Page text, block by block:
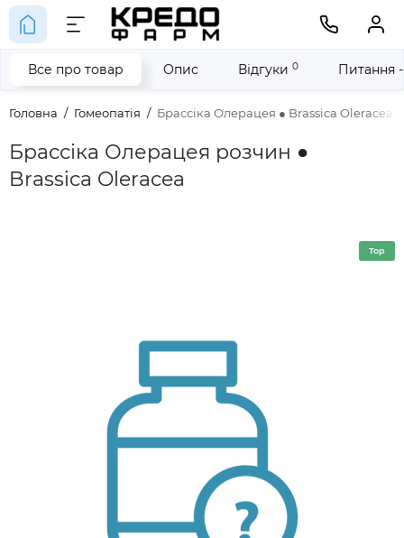
Головна Гомеопатія Брассіка Олерацея ● Brassica Oleracea
Брассіка Олерацея розчин ●
Brassica Oleracea
Все про товар Опис Відгуки 0 Питання
Top